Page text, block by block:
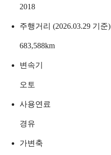
2018
주행거리 (2026.03.29 기준)
683,588km
변속기
오토
사용연료
경유
가변축